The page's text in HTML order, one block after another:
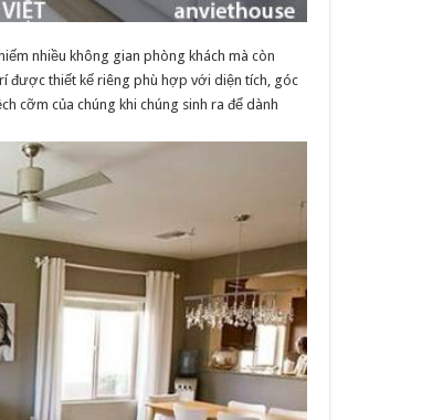
nhiều không gian phòng khách mà còn
được thiết kế riêng phù hợp với diện tích, góc
cỡm của chúng khi chúng sinh ra để dành